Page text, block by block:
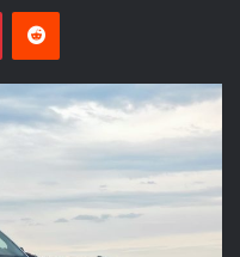
PinterestReddit